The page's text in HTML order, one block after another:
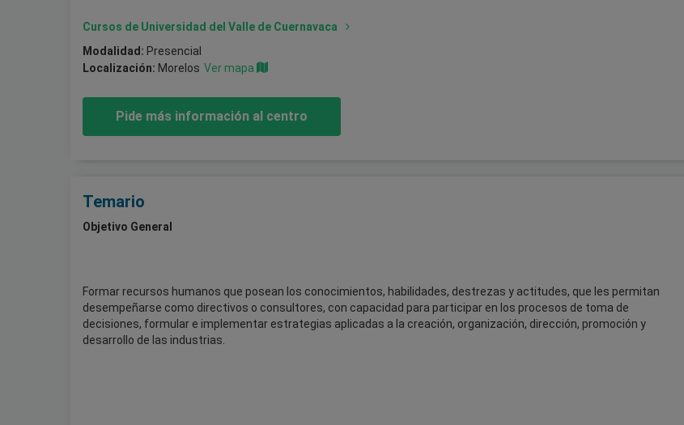
Cursos de Universidad del Valle de Cuernavaca
Modalidad: Presencial
Localización: Morelos Ver mapa
Pide más información al centro
Temario
Objetivo General
Formar recursos humanos que posean los conocimientos, habilidades, destrezas y actitudes, que les permitan
desempeñarse como directivos o consultores, con capacidad para participar en los procesos de toma de
decisiones, formular e implementar estrategias aplicadas a la creación, organización, dirección, promoción y
desarrollo de las industrias.